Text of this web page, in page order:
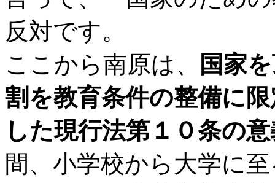
反対です。
ここから南原は、
国家
割を教育条件の整備に
した現行法第１０条の
間、小学校から大学に